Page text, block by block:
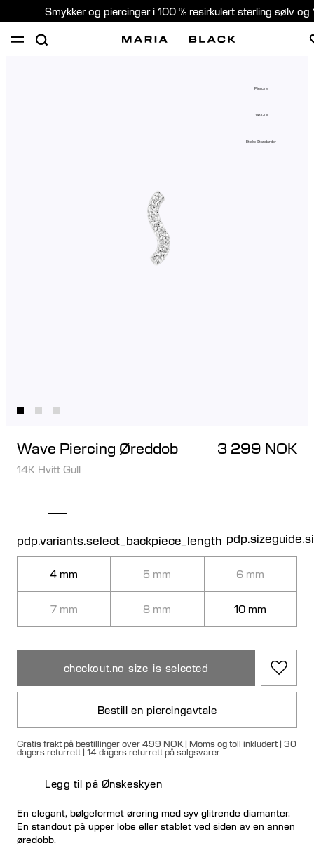
Smykker og piercinger i 100 % resirkulert sterling sølv og
Piercing
14K Gull
Etiske Standarder
Wave Piercing Øreddob 3 299 NOK
14K Hvitt Gull
pdp.variants.select_backpiece_length
4 mm 5 mm 6 mm
7 mm 8 mm 10 mm
checkout.no_size_is_selected
Bestill en piercingavtale
Gratis frakt på bestillinger over 499 NOK | Moms og toll inkludert | 30
dagers returrett | 14 dagers returrett på salgsvarer
Legg til på Ønskeskyen
En elegant, bølgeformet ørering med syv glitrende diamanter.
En standout på upper lobe eller stablet ved siden av en annen
øredobb.